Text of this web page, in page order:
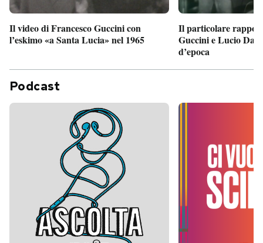
Il video di Francesco Guccini con
l’eskimo «a Santa Lucia» nel 1965
Il particolare
Guccini e Lucio
d’epoca
Podcast